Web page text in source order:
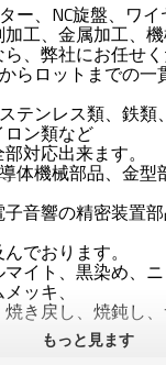
ー、NC旋盤、ワ
工、金属加工、
、弊社にお任せく
らロットまでの一
テンレス類、鉄類
ン類など
対応出来ます。
体機械部品、金型
音響の精密装置
でおります。
マイト、黒染め、
ッキ、
き戻し、焼鈍し、
対応出来ます。
もっと見ます